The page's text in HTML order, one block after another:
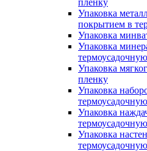
пленку
Упаковка
покрытием в
Упаковка
Упаковка
Упаковка
пленку
Упаковка
Упаковка
Упаковка